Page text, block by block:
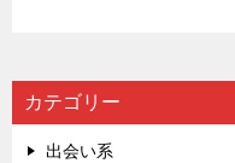
カテゴリー
出会い系